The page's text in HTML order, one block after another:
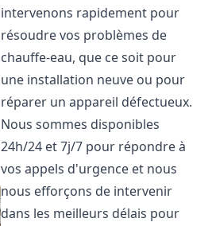
intervenons rapidement pour
résoudre vos problèmes de
chauffe-eau, que ce soit pour
une installation neuve ou pour
réparer un appareil défectueux.
Nous sommes disponibles
24h/24 et 7j/7 pour répondre à
vos appels d'urgence et nous
nous efforçons de intervenir
dans les meilleurs délais pour